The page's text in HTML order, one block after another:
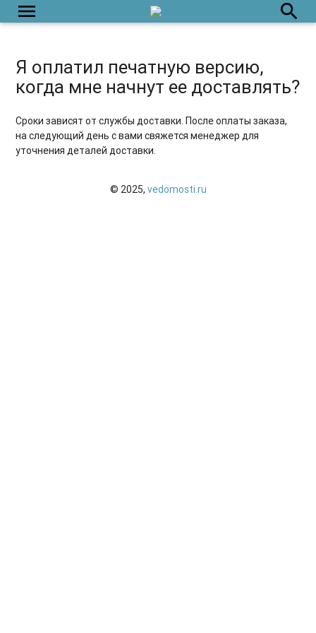
menu search
Я оплатил печатную версию,
когда мне начнут ее доставлять?
Сроки зависят от службы доставки. После оплаты заказа,
на следующий день с вами свяжется менеджер для
уточнения деталей доставки.
© 2025, vedomosti.ru